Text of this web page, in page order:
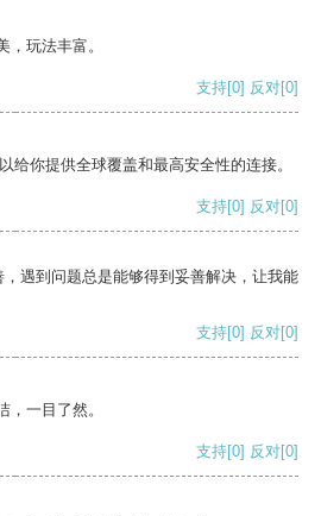
玩法丰富。
支持[0] 反对[0]
给你提供全球覆盖和最高安全性的连接。
支持[0] 反对[0]
遇到问题总是能够得到妥善解决，让我能
支持[0] 反对[0]
一目了然。
支持[0] 反对[0]